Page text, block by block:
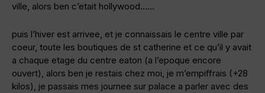
ville, alors ben c’etait hollywood……
puis l’hiver est arrivee, et je connaissais le centre ville par
coeur, toute les boutiques de st catherine et ce qu’il y avait
a chaque etage du centre eaton (a l’epoque encore
ouvert), alors ben je restais chez moi, je m’empiffrais (+28
kilos), je passais mes journee sur palace a parler avec des